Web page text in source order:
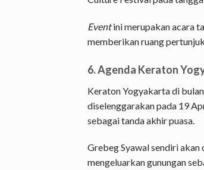
Eventini merupakan acara
memberikan ruang
6. Agenda Keraton
Keraton Yogyakarta di
diselenggarakan pada 19
sebagai tanda akhir puasa.
Grebeg Syawal sendiri
mengeluarkan gunungan